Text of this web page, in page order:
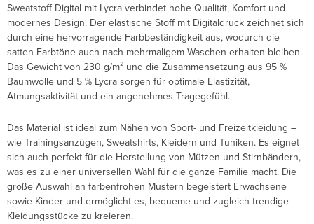
Sweatstoff Digital mit Lycra verbindet hohe Qualität, Komfort und
modernes Design. Der elastische Stoff mit Digitaldruck zeichnet sich
durch eine hervorragende Farbbeständigkeit aus, wodurch die
satten Farbtöne auch nach mehrmaligem Waschen erhalten bleiben.
Das Gewicht von 230 g/m² und die Zusammensetzung aus 95 %
Baumwolle und 5 % Lycra sorgen für optimale Elastizität,
Atmungsaktivität und ein angenehmes Tragegefühl.
Das Material ist ideal zum Nähen von Sport- und Freizeitkleidung –
wie Trainingsanzügen, Sweatshirts, Kleidern und Tuniken. Es eignet
sich auch perfekt für die Herstellung von Mützen und Stirnbändern,
was es zu einer universellen Wahl für die ganze Familie macht. Die
große Auswahl an farbenfrohen Mustern begeistert Erwachsene
sowie Kinder und ermöglicht es, bequeme und zugleich trendige
Kleidungsstücke zu kreieren.